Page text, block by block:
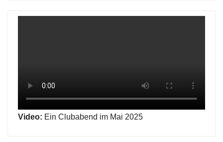
Video: Ein Clubabend im Mai 2025